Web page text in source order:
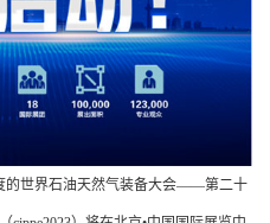
的世界石油天然气装备大会——第二十